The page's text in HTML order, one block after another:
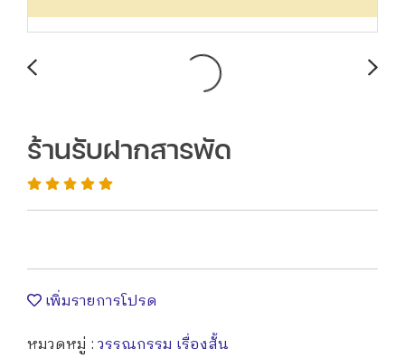
ร้านรับฝากสารพัด
เพิ่มรายการโปรด
หมวดหมู่ :วรรณกรรม เรื่องสั้น